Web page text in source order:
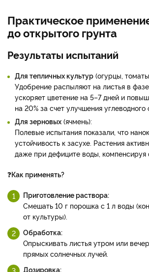
Практическое
до открытого грунта
Результаты испытаний
Для тепличных культур (огурцы,
Удобрение распыляют на листья в
ускоряет цветение на 5–7 дней и
на 20% за счет улучшения углеводного
Для зерновых (ячмень):
Полевые испытания показали, что
устойчивость к засухе. Растения
даже при дефиците воды, компенсируя
❓Как применять?
Приготовление раствора:
Смешать 10 г порошка с 1 л воды
от культуры).
Обработка:
Опрыскивать листья утром или
прямых солнечных лучей.
Дозировка: